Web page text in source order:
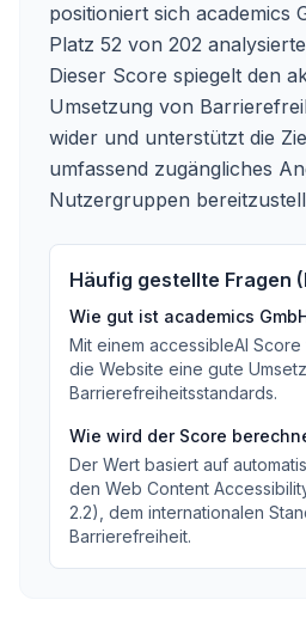
positioniert sich academics
Platz 52 von 202
Dieser Score spiegelt den
Umsetzung von
wider und unterstützt die
umfassend zugängliches
Nutzergruppen
Häufig gestellte Fragen
Wie gut ist academics
Mit einem accessibleAI Score
die Website eine gute
Barrierefreiheitsstandards.
Wie wird der Score
Der Wert basiert auf
den Web Content
2.2), dem internationalen
Barrierefreiheit.